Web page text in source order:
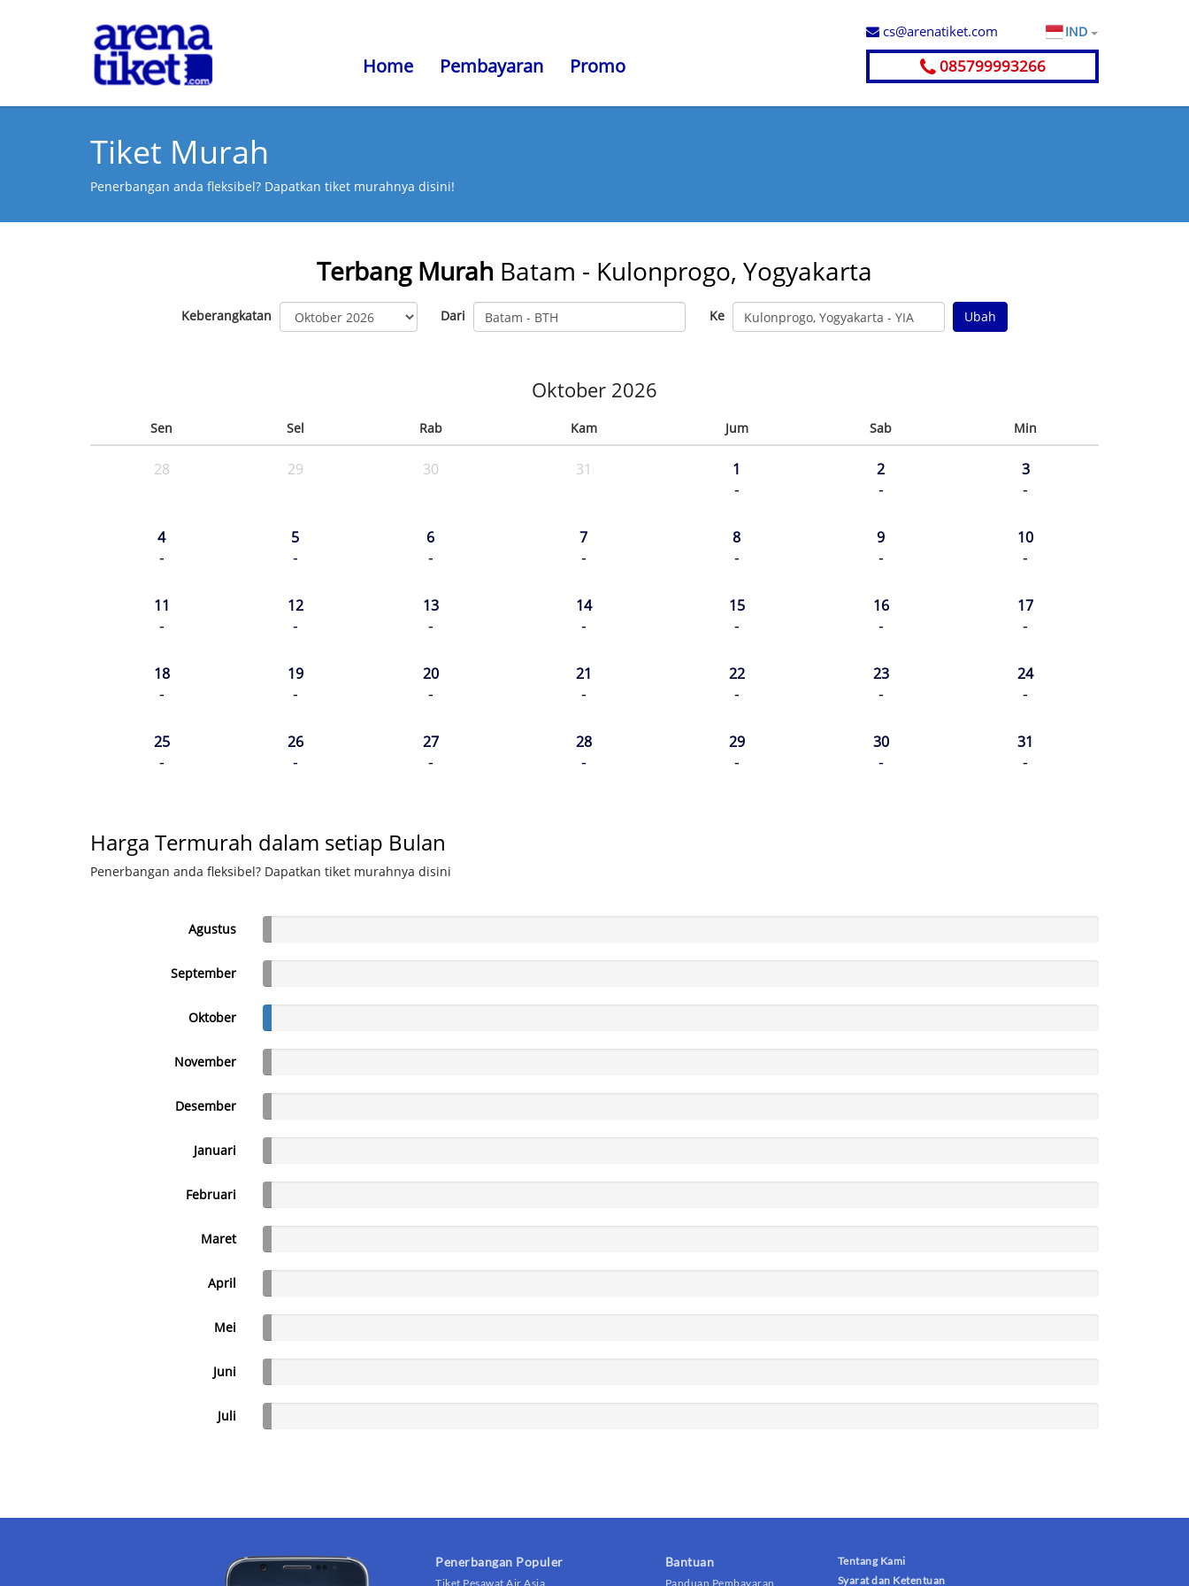
Home Pembayaran Promo
cs@arenatiket.com IND
085799993266
Tiket Murah
Penerbangan anda fleksibel? Dapatkan tiket murahnya disini!
Terbang Murah Batam - Kulonprogo, Yogyakarta
Keberangkatan Dari Ke Ubah
Oktober 2026
Sen Sel Rab Kam Jum Sab Min
28 29 30 31 1
-
2
-
3
-
4
-
5
-
6
-
7
-
8
-
9
-
10
-
11
-
12
-
13
-
14
-
15
-
16
-
17
-
18
-
19
-
20
-
21
-
22
-
23
-
24
-
25
-
26
-
27
-
28
-
29
-
30
-
31
-
Harga Termurah dalam setiap Bulan
Penerbangan anda fleksibel? Dapatkan tiket murahnya disini
Agustus
September
Oktober
November
Desember
Januari
Februari
Maret
April
Mei
Juni
Juli
Penerbangan Populer
Tiket Pesawat Air Asia
Bantuan
Panduan Pembayaran
Tentang Kami
Syarat dan Ketentuan